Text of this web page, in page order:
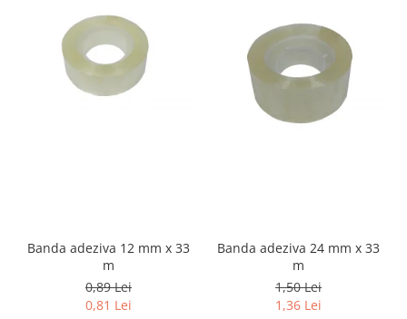
Banda adeziva 12 mm x 33
m
0,89 Lei
0,81 Lei
Banda adeziva 24 mm x 33
m
1,50 Lei
1,36 Lei